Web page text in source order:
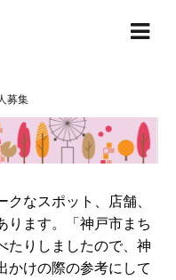
募集
なスポット、店舗、
ります。「神戸市まち
たりしましたので、神
かけの際の参考にして